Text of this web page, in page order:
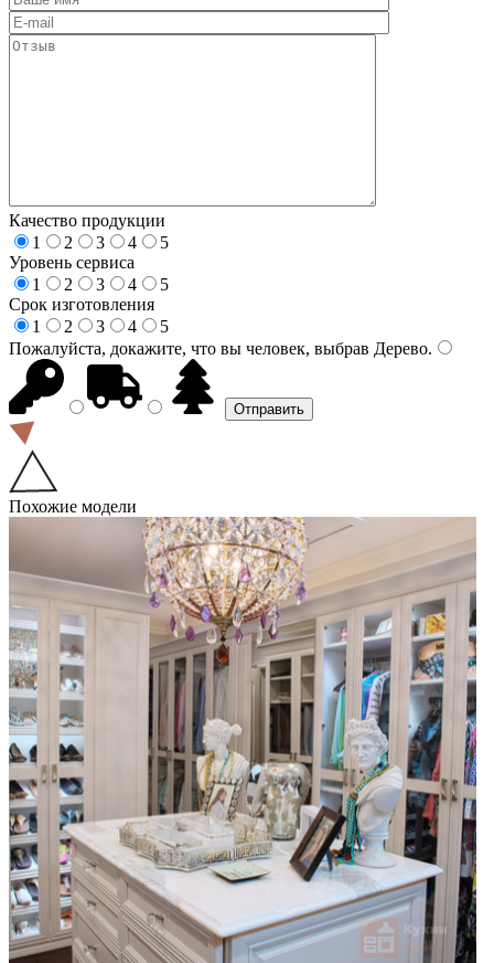
Качество продукции
1
2 3 4
5
Уровень сервиса
1
2 3 4
5
Срок изготовления
1
2 3 4
5
Пожалуйста, докажите, что вы человек, выбрав Дерево.
Похожие модели